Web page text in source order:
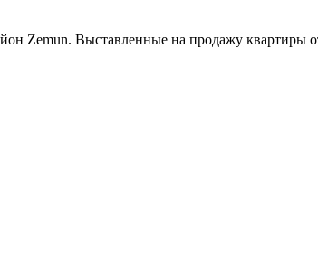
Zemun. Выставленные на продажу квартиры